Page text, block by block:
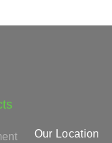
Our Location